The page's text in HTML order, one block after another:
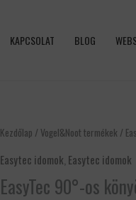
KAPCSOLAT BLOG
Kezdőlap / Vogel&Noot termékek /
Easytec idomok Easytec idomok
EasyTec 90°-os
EasyTec
os
könyök